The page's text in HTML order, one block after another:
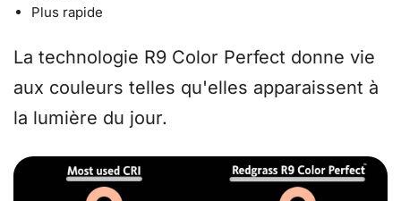
Plus rapide
La technologie R9 Color Perfect donne vie
aux couleurs telles qu'elles apparaissent à
la lumière du jour.